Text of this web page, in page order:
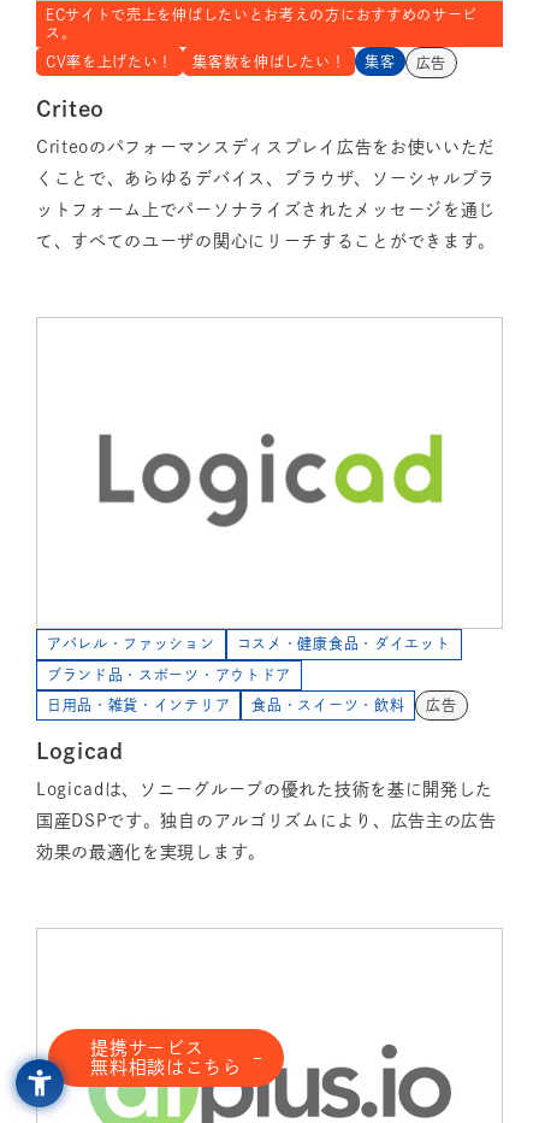
提携サービス
無料相談はこちら
ECサイトで売上を伸ばしたいとお考えの方におすすめのサービ
ス。
CV率を上げたい！
集客数を伸ばしたい！ 集客 広告
Criteo
Criteoのパフォーマンスディスプレイ広告をお使いいただ
くことで、あらゆるデバイス、ブラウザ、ソーシャルプラ
ットフォーム上でパーソナライズされたメッセージを通じ
て、すべてのユーザの関心にリーチすることができます。
アパレル・ファッション コスメ・健康食品・ダイエット
ブランド品・スポーツ・アウトドア
日用品・雑貨・インテリア 食品・スイーツ・飲料 広告
Logicad
Logicadは、ソニーグループの優れた技術を基に開発した
国産DSPです。独自のアルゴリズムにより、広告主の広告
効果の最適化を実現します。